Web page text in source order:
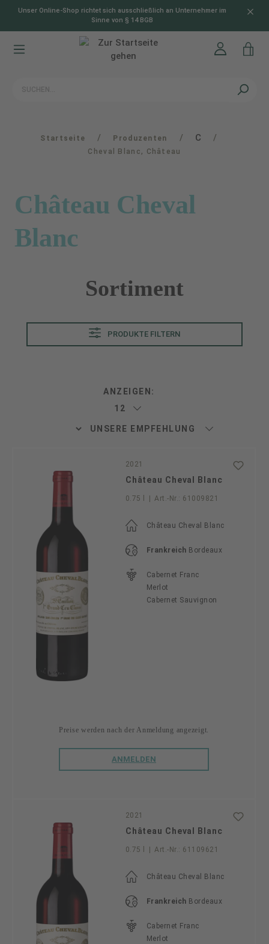
springen
Unser Online-Shop richtet sich ausschließlich an Unternehmer im
Sinne von § 14 BGB
Startseite / Produzenten / C /
Cheval Blanc, Château
Château Cheval
Blanc
Sortiment
PRODUKTE FILTERN
ANZEIGEN:
2021
Château Cheval Blanc
0.75 l Art.-Nr.: 61009821
Château Cheval Blanc
Frankreich Bordeaux
Cabernet Franc
Merlot
Cabernet Sauvignon
Preise werden nach der Anmeldung angezeigt.
ANMELDEN
2021
Château Cheval Blanc
0.75 l Art.-Nr.: 61109621
Château Cheval Blanc
Frankreich Bordeaux
Cabernet Franc
Merlot